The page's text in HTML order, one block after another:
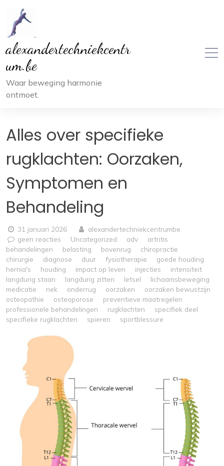
inhoud
alexandertechniekcentr
um.be
Waar beweging harmonie
ontmoet.
Alles over specifieke
rugklachten: Oorzaken,
Symptomen en
Behandeling
31 januari 2026
alexandertechniekcentrumbe
geen reacties
Uncategorized adv
artritis
behandelingen
belasting bovenrug
chiropractie
chirurgie
diagnose duur fysiotherapie
goede houding
hernia's
houding impact op leven injecties
intensiteit
langdurig staan
langdurig zitten letsel
lichaamsbeweging
medicatie
nek onderrug oorzaken
oorzaken bewustzijn
osteopathie
osteoporose
preventieve maatregelen
professionele behandelingen
rugklachten
specifiek deel
specifieke rugklachten
spieren sportblessure